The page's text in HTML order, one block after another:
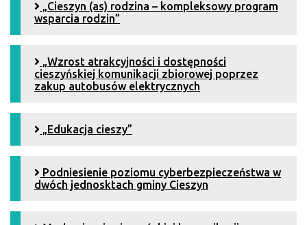
„Cieszyn (as) rodzina – kompleksowy program
wsparcia rodzin”
„Wzrost atrakcyjności i dostępności
cieszyńskiej komunikacji zbiorowej poprzez
zakup autobusów elektrycznych
„Edukacja cieszy”
Podniesienie poziomu cyberbezpieczeństwa w
dwóch jednosktach gminy Cieszyn